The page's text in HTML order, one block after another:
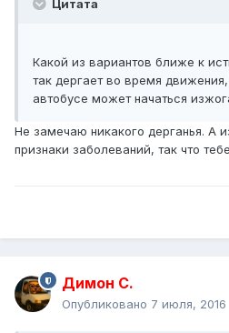
Цитата
Какой из вариантов ближе к
так дергает во время
автобусе может начаться
Не замечаю никакого дерганья. А
признаки заболеваний, так что
Димон С.
Опубликовано 7 июля, 2016